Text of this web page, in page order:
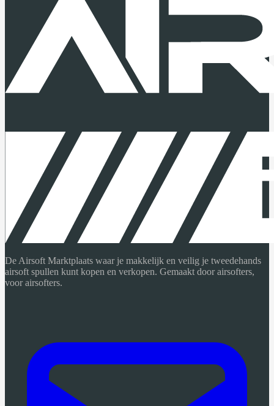
De Airsoft Marktplaats waar je makkelijk en veilig je tweedehands
airsoft spullen kunt kopen en verkopen. Gemaakt door airsofters,
voor airsofters.